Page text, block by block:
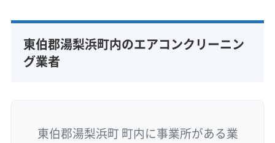
東伯郡湯梨浜町内のエアコンクリーニン
グ業者
東伯郡湯梨浜町 町内に事業所がある業